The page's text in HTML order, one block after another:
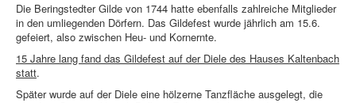
Die Beringstedter Gilde von 1744 hatte ebenfalls zahlreiche Mitglieder
in den umliegenden Dörfern. Das Gildefest wurde jährlich am 15.6.
gefeiert, also zwischen Heu- und Kornernte.
15 Jahre lang fand das Gildefest auf der Diele des Hauses Kaltenbach
statt.
Später wurde auf der Diele eine hölzerne Tanzfläche ausgelegt, die